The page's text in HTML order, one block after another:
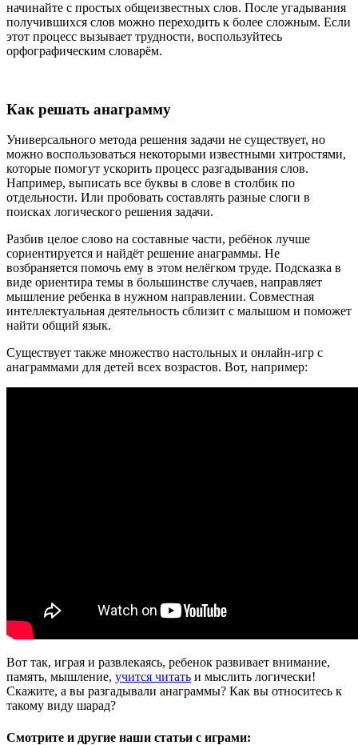
начинайте с простых общеизвестных слов. После угадывания
получившихся слов можно переходить к более сложным. Если
этот процесс вызывает трудности, воспользуйтесь
орфографическим словарём.
Как решать анаграмму
Универсального метода решения задачи не существует, но
можно воспользоваться некоторыми известными хитростями,
которые помогут ускорить процесс разгадывания слов.
Например, выписать все буквы в слове в столбик по
отдельности. Или пробовать составлять разные слоги в
поисках логического решения задачи.
Разбив целое слово на составные части, ребёнок лучше
сориентируется и найдёт решение анаграммы. Не
возбраняется помочь ему в этом нелёгком труде. Подсказка в
виде ориентира темы в большинстве случаев, направляет
мышление ребенка в нужном направлении. Совместная
интеллектуальная деятельность сблизит с малышом и поможет
найти общий язык.
Существует также множество настольных и онлайн-игр с
анаграммами для детей всех возрастов. Вот, например:
Вот так, играя и развлекаясь, ребенок развивает внимание,
память, мышление, учится читать и мыслить логически!
Скажите, а вы разгадывали анаграммы? Как вы относитесь к
такому виду шарад?
Смотрите и другие наши статьи с играми: